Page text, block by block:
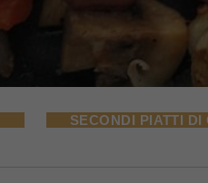
SECONDI PIATTI DI